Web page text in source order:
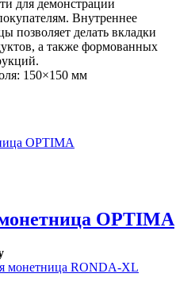
для демонстрации
Внутреннее
позволяет делать вкладки
а также формованных
150×150 мм
OPTIMA